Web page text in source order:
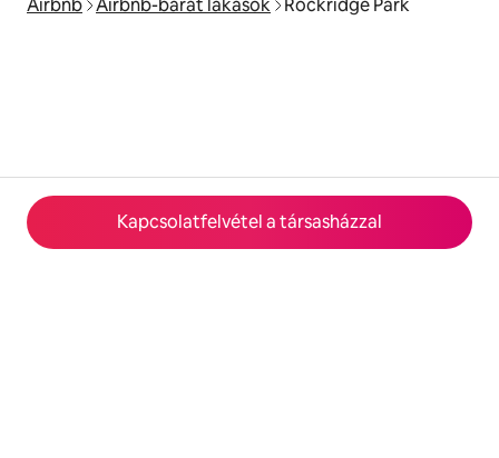
Kapcsolatfelvétel a társasházzal
Airbnb Airbnb-barát lakások Rockridge Park